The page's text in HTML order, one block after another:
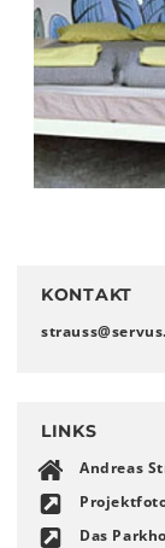
KONTAKT
strauss@servus
LINKS
Andreas
Das